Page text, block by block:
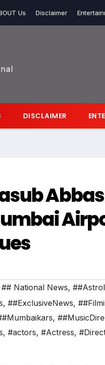
Us Disclaimer
DISCLAIMER
## National News,
, ##ExclusiveNews,
,
, #actors, #Actress,